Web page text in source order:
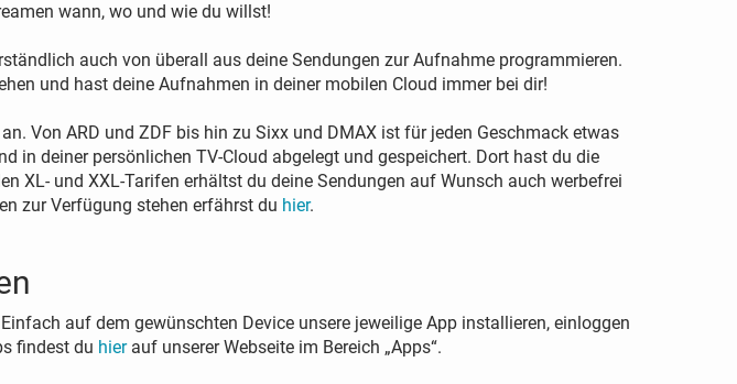
wann, wo und wie du willst!
auch von überall aus deine Sendungen zur Aufnahme programmieren.
und hast deine Aufnahmen in deiner mobilen Cloud immer bei dir!
Von ARD und ZDF bis hin zu Sixx und DMAX ist für jeden Geschmack etwas
in deiner persönlichen TV-Cloud abgelegt und gespeichert. Dort hast du die
XL- und XXL-Tarifen erhältst du deine Sendungen auf Wunsch auch werbefrei
zur Verfügung stehen erfährst du hier.
auf dem gewünschten Device unsere jeweilige App installieren, einloggen
findest du hierauf unserer Webseite im Bereich „Apps“.